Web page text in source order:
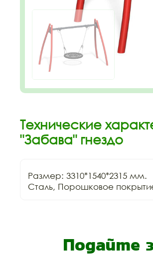
Технические
"Забава" гнездо
Размер: 3310*1540*2315 мм.
Сталь, Порошковое
Подайте